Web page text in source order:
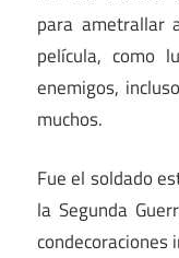
para ametrallar
película, como
enemigos,
muchos.
Fue el soldado
la Segunda
condecoraciones